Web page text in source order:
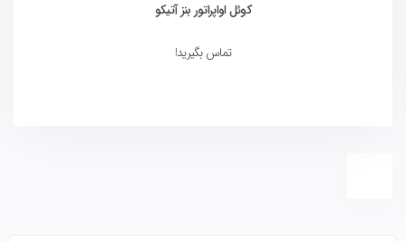
کوئل اواپراتور بنز آتیکو
تماس بگیرید!